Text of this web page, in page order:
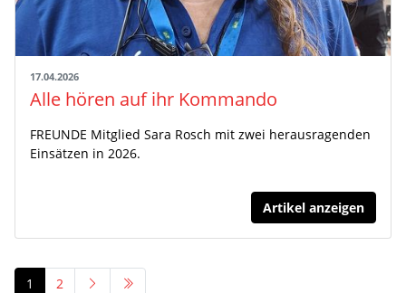
17.04.2026
Alle hören auf ihr Kommando
FREUNDE Mitglied Sara Rosch mit zwei herausragenden
Einsätzen in 2026.
Artikel anzeigen
1 2